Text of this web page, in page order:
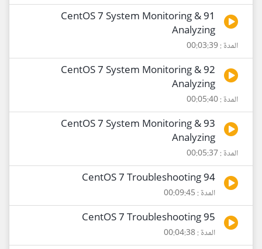
91 CentOS 7 System Monitoring &
Analyzing
المدة : 00:03:39
92 CentOS 7 System Monitoring &
Analyzing
المدة : 00:05:40
93 CentOS 7 System Monitoring &
Analyzing
المدة : 00:05:37
94 CentOS 7 Troubleshooting
المدة : 00:09:45
95 CentOS 7 Troubleshooting
المدة : 00:04:38